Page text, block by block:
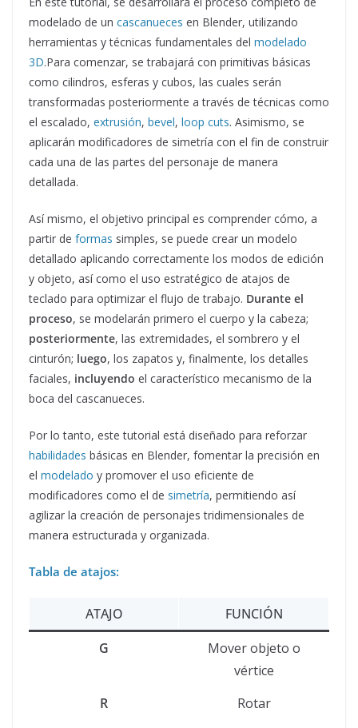
modelado de un cascanueces en Blender, utilizando
herramientas y técnicas fundamentales del modelado
3D.Para comenzar, se trabajará con primitivas básicas
como cilindros, esferas y cubos, las cuales serán
transformadas posteriormente a través de técnicas como
el escalado, extrusión, bevel, loop cuts. Asimismo, se
aplicarán modificadores de simetría con el fin de construir
cada una de las partes del personaje de manera
detallada.
Así mismo, el objetivo principal es comprender cómo, a
partir de formas simples, se puede crear un modelo
detallado aplicando correctamente los modos de edición
y objeto, así como el uso estratégico de atajos de
teclado para optimizar el flujo de trabajo. Durante el
proceso, se modelarán primero el cuerpo y la cabeza;
posteriormente, las extremidades, el sombrero y el
cinturón; luego, los zapatos y, finalmente, los detalles
faciales, incluyendo el característico mecanismo de la
boca del cascanueces.
Por lo tanto, este tutorial está diseñado para reforzar
habilidades básicas en Blender, fomentar la precisión en
el modelado y promover el uso eficiente de
modificadores como el de simetría, permitiendo así
agilizar la creación de personajes tridimensionales de
manera estructurada y organizada.
Tabla de atajos:
ATAJO
FUNCIÓN
G
Mover objeto o
vértice
R
Rotar